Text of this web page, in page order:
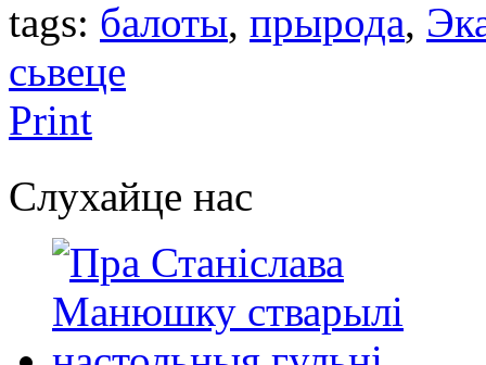
tags: балоты, прырода,
сьвеце
Print
Слухайце нас